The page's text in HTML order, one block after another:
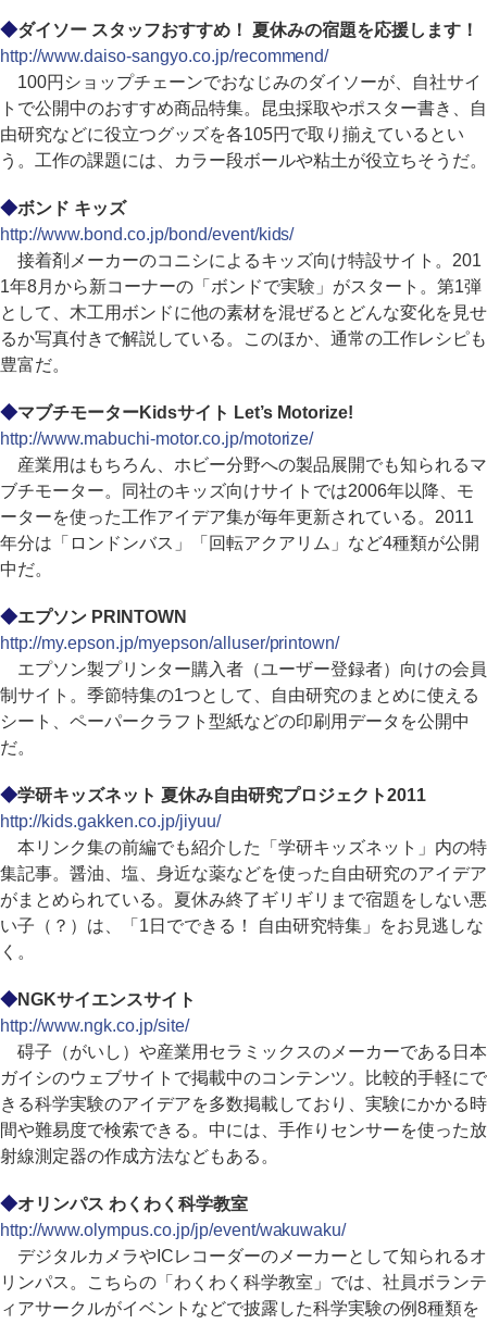
◆ダイソー スタッフおすすめ！ 夏休みの宿題を応援します！
http://www.daiso-sangyo.co.jp/recommend/
100円ショップチェーンでおなじみのダイソーが、自社サイ
トで公開中のおすすめ商品特集。昆虫採取やポスター書き、自
由研究などに役立つグッズを各105円で取り揃えているとい
う。工作の課題には、カラー段ボールや粘土が役立ちそうだ。
◆ボンド キッズ
http://www.bond.co.jp/bond/event/kids/
接着剤メーカーのコニシによるキッズ向け特設サイト。201
1年8月から新コーナーの「ボンドで実験」がスタート。第1弾
として、木工用ボンドに他の素材を混ぜるとどんな変化を見せ
るか写真付きで解説している。このほか、通常の工作レシピも
豊富だ。
◆マブチモーターKidsサイト Let’s Motorize!
http://www.mabuchi-motor.co.jp/motorize/
産業用はもちろん、ホビー分野への製品展開でも知られるマ
ブチモーター。同社のキッズ向けサイトでは2006年以降、モ
ーターを使った工作アイデア集が毎年更新されている。2011
年分は「ロンドンバス」「回転アクアリム」など4種類が公開
中だ。
◆エプソン PRINTOWN
http://my.epson.jp/myepson/alluser/printown/
エプソン製プリンター購入者（ユーザー登録者）向けの会員
制サイト。季節特集の1つとして、自由研究のまとめに使える
シート、ペーパークラフト型紙などの印刷用データを公開中
だ。
◆学研キッズネット 夏休み自由研究プロジェクト2011
http://kids.gakken.co.jp/jiyuu/
本リンク集の前編でも紹介した「学研キッズネット」内の特
集記事。醤油、塩、身近な薬などを使った自由研究のアイデア
がまとめられている。夏休み終了ギリギリまで宿題をしない悪
い子（？）は、「1日でできる！ 自由研究特集」をお見逃しな
く。
◆NGKサイエンスサイト
http://www.ngk.co.jp/site/
碍子（がいし）や産業用セラミックスのメーカーである日本
ガイシのウェブサイトで掲載中のコンテンツ。比較的手軽にで
きる科学実験のアイデアを多数掲載しており、実験にかかる時
間や難易度で検索できる。中には、手作りセンサーを使った放
射線測定器の作成方法などもある。
◆オリンパス わくわく科学教室
http://www.olympus.co.jp/jp/event/wakuwaku/
デジタルカメラやICレコーダーのメーカーとして知られるオ
リンパス。こちらの「わくわく科学教室」では、社員ボランテ
ィアサークルがイベントなどで披露した科学実験の例8種類を